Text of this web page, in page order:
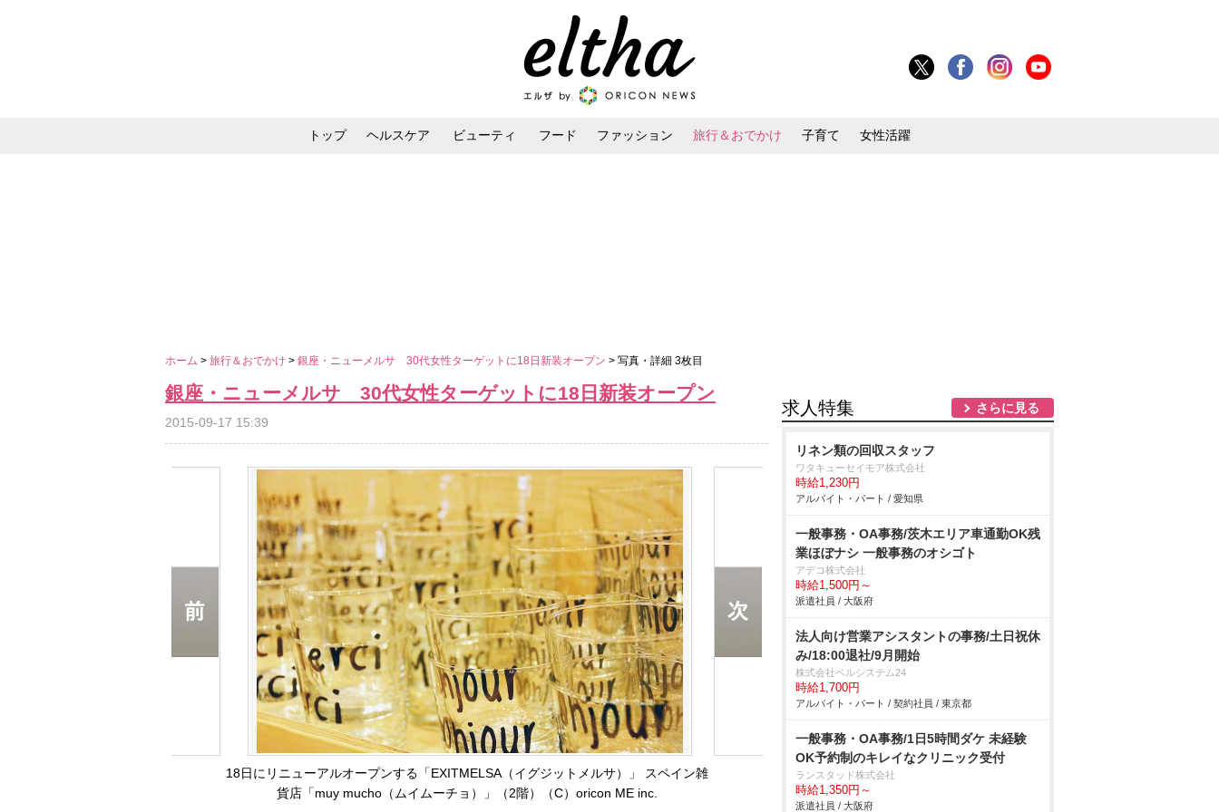
トップ ヘルスケア ビューティ フード ファッション 旅行＆おでかけ 子育て 女性活躍
ホーム > 旅行＆おでかけ > 銀座・ニューメルサ 30代女性ターゲットに18日新装オープン > 写真・詳細 3枚目
銀座・ニューメルサ 30代女性ターゲットに18日新装オープン
2015-09-17 15:39
18日にリニューアルオープンする「EXITMELSA（イグジットメルサ）」 スペイン雑
貨店「muy mucho（ムイムーチョ）」（2階）（C）oricon ME inc.
求人特集 さらに見る
リネン類の回収スタッフ
ワタキューセイモア株式会社
時給1,230円
アルバイト・パート / 愛知県
一般事務・OA事務/茨木エリア車通勤OK残
業ほぼナシ 一般事務のオシゴト
アデコ株式会社
時給1,500円～
派遣社員 / 大阪府
法人向け営業アシスタントの事務/土日祝休
み/18:00退社/9月開始
株式会社ベルシステム24
時給1,700円
アルバイト・パート / 契約社員 / 東京都
一般事務・OA事務/1日5時間ダケ 未経験
OK予約制のキレイなクリニック受付
ランスタッド株式会社
時給1,350円～
派遣社員 / 大阪府